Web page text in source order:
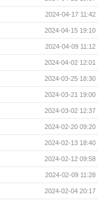
2024-04-17 11:42
2024-04-15 19:10
2024-04-09 11:12
2024-04-02 12:01
2024-03-25 18:30
2024-03-21 19:00
2024-03-02 12:37
2024-02-20 09:20
2024-02-13 18:40
2024-02-12 09:58
2024-02-09 11:28
2024-02-04 20:17